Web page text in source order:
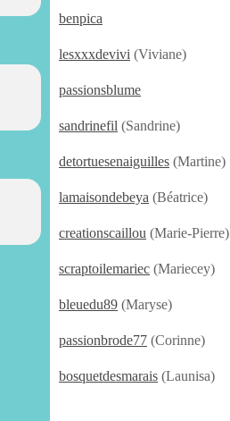
benpica
lesxxxdevivi (Viviane)
passionsblume
sandrinefil (Sandrine)
detortuesenaiguilles (Martine)
lamaisondebeya (Béatrice)
creationscaillou (Marie-Pierre)
scraptoilemariec (Mariecey)
bleuedu89 (Maryse)
passionbrode77 (Corinne)
bosquetdesmarais (Launisa)